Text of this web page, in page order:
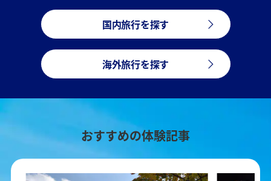
国内旅行を探す
海外旅行を探す
おすすめの体験記事